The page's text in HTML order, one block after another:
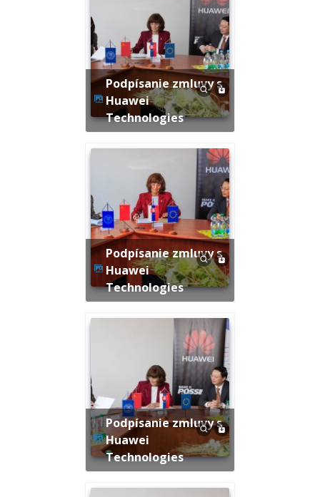
Podpísanie zmluvy s
Huawei
Technologies
Podpísanie zmluvy s
Huawei
Technologies
Podpísanie zmluvy s
Huawei
Technologies